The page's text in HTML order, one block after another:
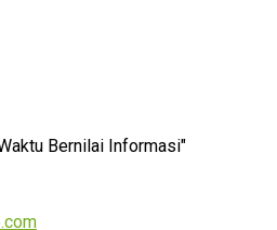
Bernilai Informasi"